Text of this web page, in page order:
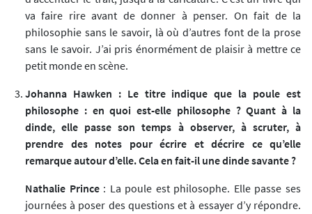
va faire rire avant de donner à penser. On fait de la
philosophie sans le savoir, là où d’autres font de la prose
sans le savoir. J’ai pris énormément de plaisir à mettre ce
petit monde en scène.
Johanna Hawken : Le titre indique que la poule est
philosophe : en quoi est-elle philosophe ? Quant à la
dinde, elle passe son temps à observer, à scruter, à
prendre des notes pour écrire et décrire ce qu’elle
remarque autour d’elle. Cela en fait-il une dinde savante ?
Nathalie Prince: La poule est philosophe. Elle passe ses
journées à poser des questions et à essayer d’y répondre.